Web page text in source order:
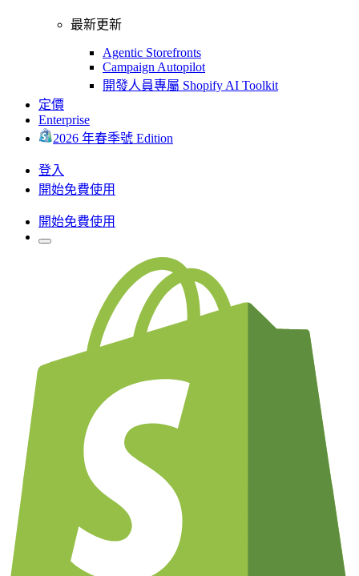
最新更新
Agentic Storefronts
Campaign Autopilot
開發人員專屬 Shopify AI Toolkit
定價
Enterprise
2026 年春季號 Edition
登入
開始免費使用
開始免費使用